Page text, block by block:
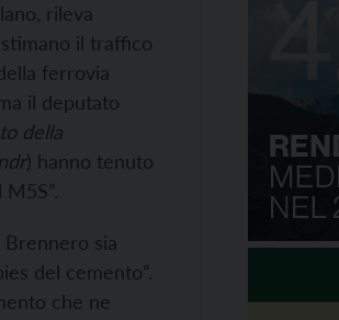
rileva
il traffico
ferrovia
il deputato
della
ndr) hanno tenuto
sia
del cemento”.
che ne